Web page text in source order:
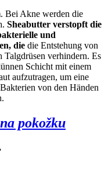
Bei Akne werden die
Sheabutter verstopft die
und
die die Entstehung von
Talgdrüsen verhindern. Es
Schicht mit einem
aufzutragen, um eine
von den Händen